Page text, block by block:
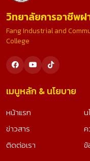
รับคัดเลือ
อาชีวศึกษ
สร้างเยาวชนที่
วิทยาลัยการอาชีพฝ
Fang Industrial and
College
เมนูหลัก & นโยบาย
หน้าแรก
ข่าวสาร
ติดต่อเรา
น